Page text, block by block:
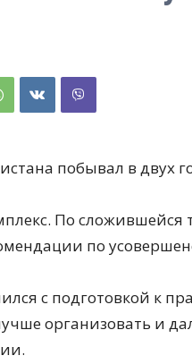
побывал в двух
По сложившейся
по
с подготовкой к
организовать и